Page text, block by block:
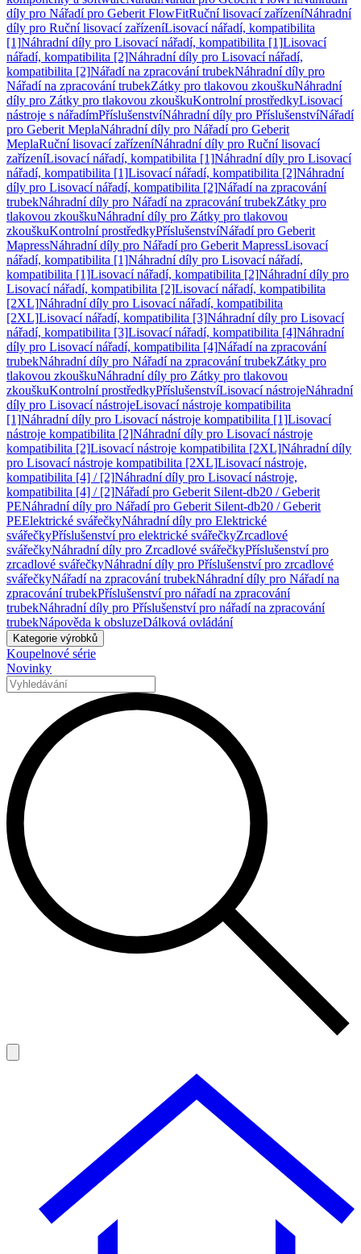
díly pro Nářadí pro Geberit FlowFitRuční lisovací zařízeníNáhradní
díly pro Ruční lisovací zařízeníLisovací nářadí, kompatibilita
[1]Náhradní díly pro Lisovací nářadí, kompatibilita [1]Lisovací
nářadí, kompatibilita [2]Náhradní díly pro Lisovací nářadí,
kompatibilita [2]Nářadí na zpracování trubekNáhradní díly pro
Nářadí na zpracování trubekZátky pro tlakovou zkouškuNáhradní
díly pro Zátky pro tlakovou zkouškuKontrolní prostředkyLisovací
nástroje s nářadímPříslušenstvíNáhradní díly pro PříslušenstvíNářadí
pro Geberit MeplaNáhradní díly pro Nářadí pro Geberit
MeplaRuční lisovací zařízeníNáhradní díly pro Ruční lisovací
zařízeníLisovací nářadí, kompatibilita [1]Náhradní díly pro Lisovací
nářadí, kompatibilita [1]Lisovací nářadí, kompatibilita [2]Náhradní
díly pro Lisovací nářadí, kompatibilita [2]Nářadí na zpracování
trubekNáhradní díly pro Nářadí na zpracování trubekZátky pro
tlakovou zkouškuNáhradní díly pro Zátky pro tlakovou
zkouškuKontrolní prostředkyPříslušenstvíNářadí pro Geberit
MapressNáhradní díly pro Nářadí pro Geberit MapressLisovací
nářadí, kompatibilita [1]Náhradní díly pro Lisovací nářadí,
kompatibilita [1]Lisovací nářadí, kompatibilita [2]Náhradní díly pro
Lisovací nářadí, kompatibilita [2]Lisovací nářadí, kompatibilita
[2XL]Náhradní díly pro Lisovací nářadí, kompatibilita
[2XL]Lisovací nářadí, kompatibilita [3]Náhradní díly pro Lisovací
nářadí, kompatibilita [3]Lisovací nářadí, kompatibilita [4]Náhradní
díly pro Lisovací nářadí, kompatibilita [4]Nářadí na zpracování
trubekNáhradní díly pro Nářadí na zpracování trubekZátky pro
tlakovou zkouškuNáhradní díly pro Zátky pro tlakovou
zkouškuKontrolní prostředkyPříslušenstvíLisovací nástrojeNáhradní
díly pro Lisovací nástrojeLisovací nástroje kompatibilita
[1]Náhradní díly pro Lisovací nástroje kompatibilita [1]Lisovací
nástroje kompatibilita [2]Náhradní díly pro Lisovací nástroje
kompatibilita [2]Lisovací nástroje kompatibilita [2XL]Náhradní díly
pro Lisovací nástroje kompatibilita [2XL]Lisovací nástroje,
kompatibilita [4] / [2]Náhradní díly pro Lisovací nástroje,
kompatibilita [4] / [2]Nářadí pro Geberit Silent-db20 / Geberit
PENáhradní díly pro Nářadí pro Geberit Silent-db20 / Geberit
PEElektrické svářečkyNáhradní díly pro Elektrické
svářečkyPříslušenství pro elektrické svářečkyZrcadlové
svářečkyNáhradní díly pro Zrcadlové svářečkyPříslušenství pro
zrcadlové svářečkyNáhradní díly pro Příslušenství pro zrcadlové
svářečkyNářadí na zpracování trubekNáhradní díly pro Nářadí na
zpracování trubekPříslušenství pro nářadí na zpracování
trubekNáhradní díly pro Příslušenství pro nářadí na zpracování
trubekNápověda k obsluzeDálková ovládání
Kategorie výrobků
Koupelnové série
Novinky